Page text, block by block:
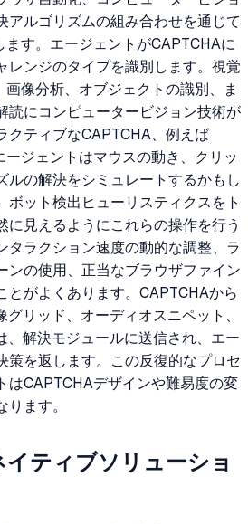
アルゴリズムの組み合わせを通じて
す。エージェントがCAPTCHAに
レンジのタイプを識別します。視覚
像分析、オブジェクトの識別、ま
読にコンピュータービジョン技術が
クティブなCAPTCHA、例えば
ジェントはマウスの動き、クリッ
ルの解決をシミュレートするかもし
ボット検出ヒューリスティクスをト
に見えるようにこれらの操作を行う
タラクション速度の動的な調整、ラ
ンの使用、正当なブラウザファイン
とがよくあります。CAPTCHAから
リッド、オーディオスニペット、
解決モジュールに送信され、エー
策を返します。この反復的なプロセ
はCAPTCHAデザインや難易度の変
ます。
ティブソリューショ